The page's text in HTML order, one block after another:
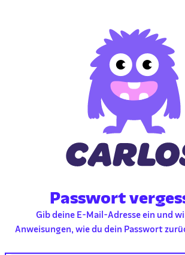
Passwort
Gib deine E-Mail-Adresse ein und
Anweisungen, wie du dein Passwort